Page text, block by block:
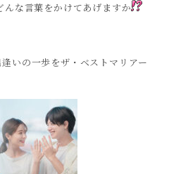
んな言葉をかけてあげますか
いの一歩をザ・ベストマリアー